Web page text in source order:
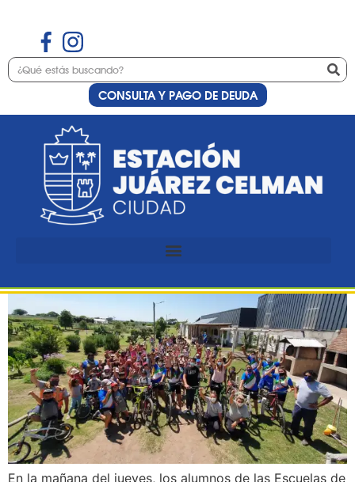
CONSULTA Y PAGO DE DEUDA
Etiqueta:residencial
rural
¡Todos a pedalear!
En la mañana del jueves, los alumnos de las Escuelas de